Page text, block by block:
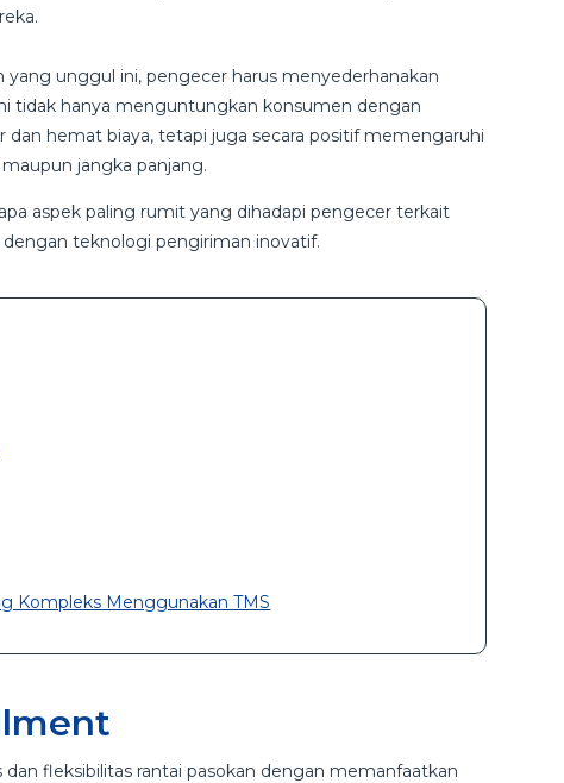
unggul ini, pengecer harus menyederhanakan
tidak hanya menguntungkan konsumen dengan
hemat biaya, tetapi juga secara positif memengaruhi
jangka panjang.
aspek paling rumit yang dihadapi pengecer terkait
teknologi pengiriman inovatif.
Kompleks Menggunakan TMS
fleksibilitas rantai pasokan dengan memanfaatkan